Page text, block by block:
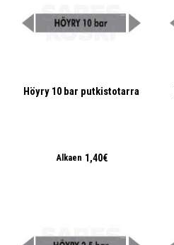
Höyry 10 bar putkistotarra
Alkaen 1,40€